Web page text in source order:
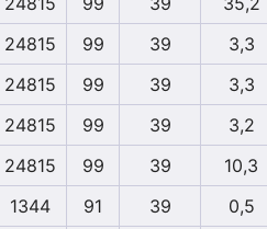
24815
99 39
3,3
24815
99 39
3,3
24815
99 39
3,2
24815
99 39
10,3
1344
91 39
0,5